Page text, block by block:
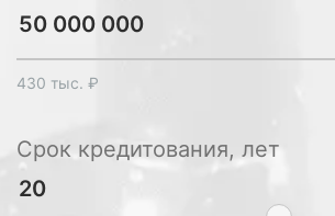
430 тыс. ₽
Срок кредитования, лет